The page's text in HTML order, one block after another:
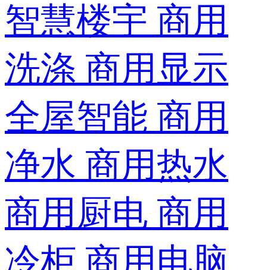
智慧楼宇 商用
洗涤 商用显示
全屋智能 商用
净水 商用热水
商用厨电 商用
冷柜 商用电脑